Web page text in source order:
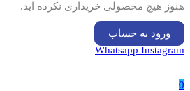
هنوز هیچ محصولی خریداری نکرده اید.
ورود به حساب
Whatsapp Instagram
0